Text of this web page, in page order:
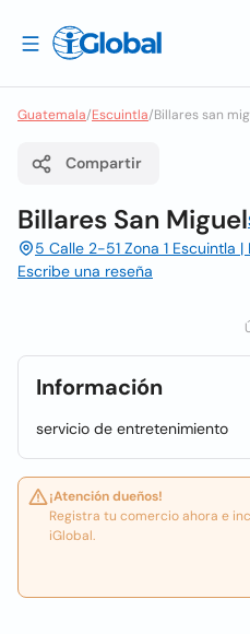
Guatemala/Escuintla/Billares san
Compartir
Billares San Miguel
5 Calle 2-51 Zona 1 Escuintla |
Escribe una reseña
Información
servicio de entretenimiento
¡Atención dueños!
Registra tu comercio ahora e
iGlobal.